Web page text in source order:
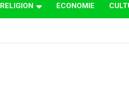
RELIGION ECONOMIE